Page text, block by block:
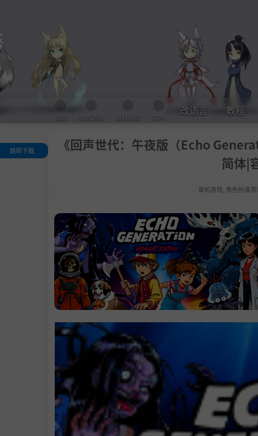
首页 单机游戏 联机游戏 软件
改语言 教程
《回声世代：午夜版（Echo
简体|
单机游戏 角色扮演游
跳转下载